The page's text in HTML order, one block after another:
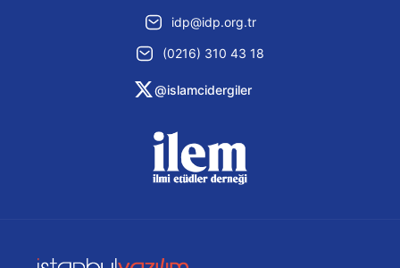
idp@idp.org.tr
(0216) 310 43 18
@islamcidergiler